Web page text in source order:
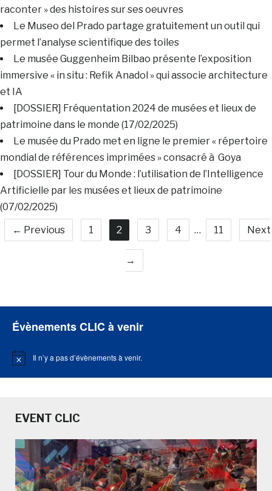
raconter » des histoires sur ses oeuvres
Le Museo del Prado partage gratuitement un outil qui
permet l’analyse scientifique des toiles
Le musée Guggenheim Bilbao présente l’exposition
immersive « in situ : Refik Anadol » qui associe architecture
et IA
[DOSSIER] Fréquentation 2024 de musées et lieux de
patrimoine dans le monde (17/02/2025)
Le musée du Prado met en ligne le premier « répertoire
mondial de références imprimées » consacré à Goya
[DOSSIER] Tour du Monde : l’utilisation de l’Intelligence
Artificielle par les musées et lieux de patrimoine
(07/02/2025)
← Previous
1 2 3 4 … 11 Next
→
Évènements CLIC à venir
Notice Il n’y a pas d’évènements à venir.
EVENT CLIC